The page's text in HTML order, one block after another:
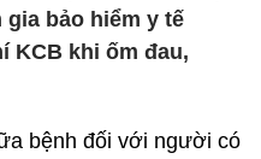
bảo hiểm y tế
KCB khi ốm đau,
bệnh đối với người có